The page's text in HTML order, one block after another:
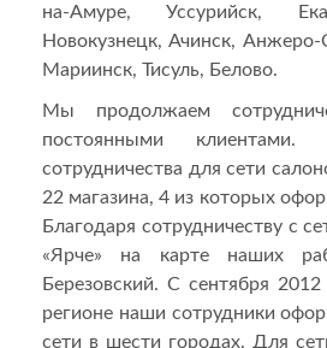
на-Амуре, Уссурийск,
Новокузнецк, Ачинск,
Мариинск, Тисуль, Белово.
Мы продолжаем
постоянными
сотрудничества для сети
22 магазина, 4 из которых
Благодаря сотрудничеству с
«Ярче» на карте наших
Березовский. С сентября
регионе наши сотрудники
сети в шести городах. Для